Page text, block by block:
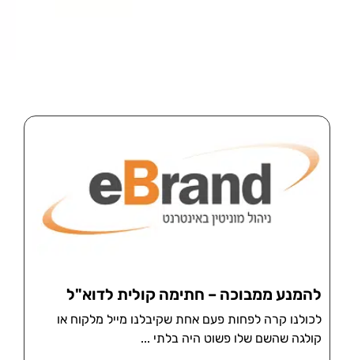
להמנע ממבוכה – חתימה קולית לדוא"ל
לכולנו קרה לפחות פעם אחת שקיבלנו מייל מלקוח או
קולגה שהשם שלו פשוט היה בלתי